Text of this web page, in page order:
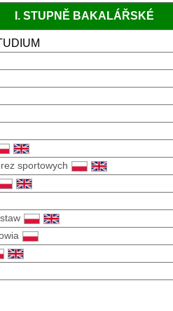
I. STUPNĚ BAKALÁŘSKÉ
sportowych